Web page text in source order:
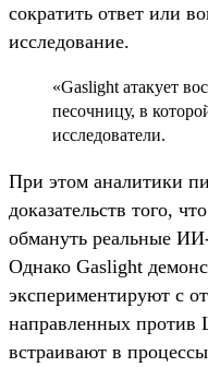
сократить ответ или
исследование.
«Gaslight атакует
песочницу, в
исследователи.
При этом аналитики
доказательств того,
обмануть реальные
Однако Gaslight
экспериментируют с
направленных против
встраивают в